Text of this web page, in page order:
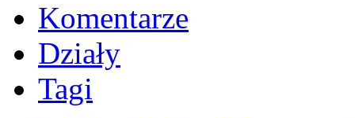
Komentarze
Działy
Tagi